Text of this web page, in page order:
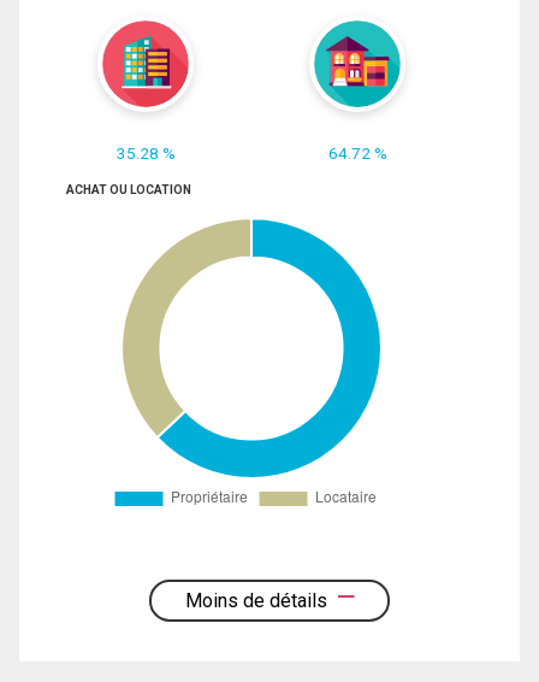
35.28 % 64.72 %
ACHAT OU LOCATION
Moins de détails